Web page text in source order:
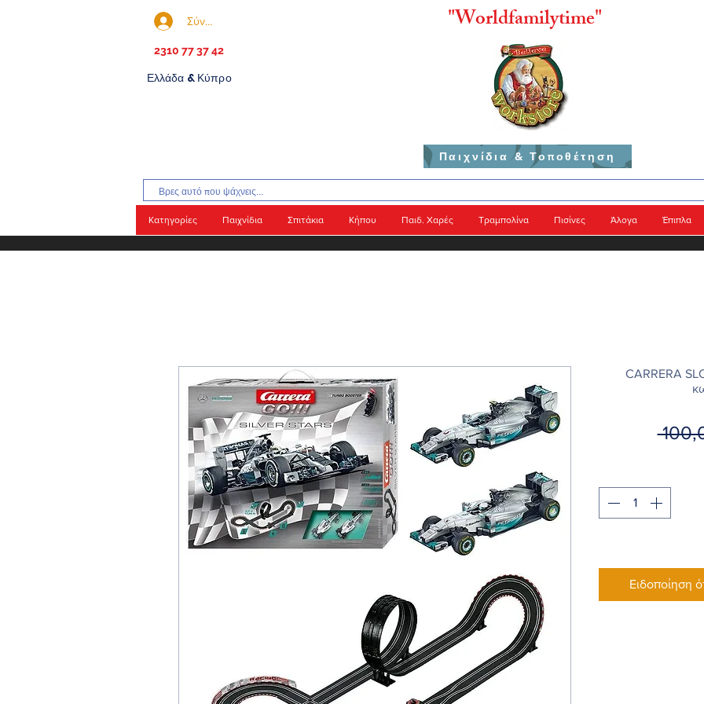
Σύνδεση
2310 77 37 42
Ελλάδα & Κύπρο
"Worldfamilytime"
Παιχνίδια & Τοποθέτηση
Κατηγορίες Παιχνίδια Σπιτάκια Κήπου Παιδ. Χαρές Τραμπολίνα Πισίνες Άλογα Έπιπλα
CARRERA
Ειδοποίηση